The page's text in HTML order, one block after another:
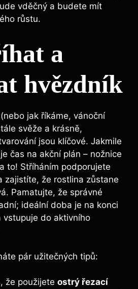
vděčný a budete mít
růstu.
a
hvězdník
jak říkáme, vánoční
svěže a krásně,
jsou klíčové. Jakmile
čas na akční plán – nožnice
to! Stříháním podporujete
zajistíte, že rostlina zůstane
Pamatujte, že správné
ideální doba je na konci
vstupuje do aktivního
pár užitečných tipů:
že použijete ostrý řezací